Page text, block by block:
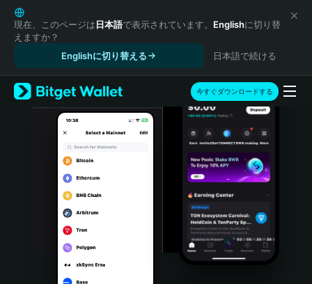
English
日本語
Tiếng Việt
Español (Latinoamérica)
Türkçe
Italiano
Português (Portugal)
Bahasa Indonesia
現在、このページは日本語で表示されています。 Englishに切り替
えますか？
Englishに切り替える
日本語で続ける
今すぐダウンロードする